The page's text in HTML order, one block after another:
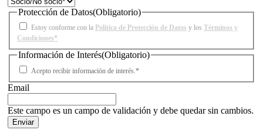
Protección de Datos(Obligatorio)
Estoy conforme con la Política de Protección de Datos y los Términos y
Condiciones*
Información de Interés(Obligatorio)
Acepto recibir información de interés.*
Email
Este campo es un campo de validación y debe quedar sin cambios.